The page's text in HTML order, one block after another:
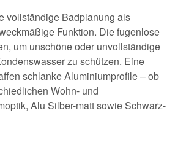
vollständige Badplanung als
Funktion. Die fugenlose
um unschöne oder unvollständige
zu schützen. Eine
schlanke Aluminiumprofile – ob
Wohn- und
Alu Silber-matt sowie Schwarz-